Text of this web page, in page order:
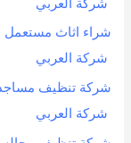
شركة العربي
شركة العربي
شركة العربي